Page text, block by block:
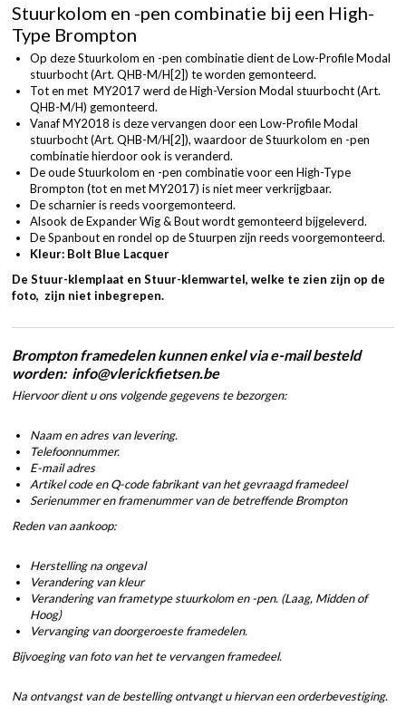
Stuurkolom en -pen combinatie bij een High-
Type Brompton
Op deze Stuurkolom en -pen combinatie dient de Low-Profile Modal
stuurbocht (Art. QHB-M/H[2]) te worden gemonteerd.
Tot en met MY2017 werd de High-Version Modal stuurbocht (Art.
QHB-M/H) gemonteerd.
Vanaf MY2018 is deze vervangen door een Low-Profile Modal
stuurbocht (Art. QHB-M/H[2]), waardoor de Stuurkolom en -pen
combinatie hierdoor ook is veranderd.
De oude Stuurkolom en -pen combinatie voor een High-Type
Brompton (tot en met MY2017) is niet meer verkrijgbaar.
De scharnier is reeds voorgemonteerd.
Alsook de Expander Wig & Bout wordt gemonteerd bijgeleverd.
De Spanbout en rondel op de Stuurpen zijn reeds voorgemonteerd.
Kleur: Bolt Blue Lacquer
De Stuur-klemplaat en Stuur-klemwartel, welke te zien zijn op de
foto, zijn niet inbegrepen.
Brompton framedelen kunnen enkel via e-mail besteld
worden: info@vlerickfietsen.be
Hiervoor dient u ons volgende gegevens te bezorgen:
Naam en adres van levering.
Telefoonnummer.
E-mail adres
Artikel code en Q-code fabrikant van het gevraagd framedeel
Serienummer en framenummer van de betreffende Brompton
Reden van aankoop:
Herstelling na ongeval
Verandering van kleur
Verandering van frametype stuurkolom en -pen. (Laag, Midden of
Hoog)
Vervanging van doorgeroeste framedelen.
Bijvoeging van foto van het te vervangen framedeel.
Na ontvangst van de bestelling ontvangt u hiervan een orderbevestiging.